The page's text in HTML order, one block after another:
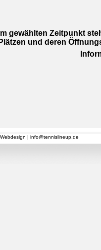
gewählten Zeitpunkt
und deren
| info@tennislineup.de